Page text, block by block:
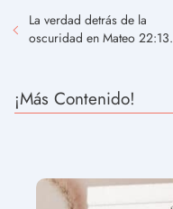
La verdad detrás de la
oscuridad en Mateo 22:13.
¡Más Contenido!